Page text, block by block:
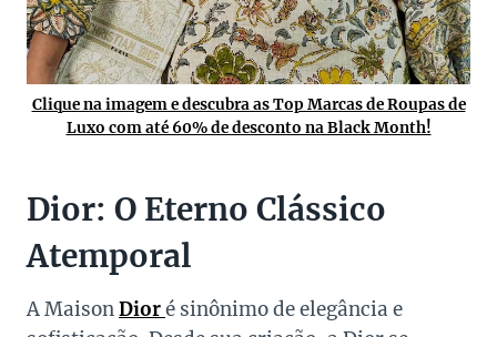
Clique na imagem e descubra as Top Marcas de Roupas de
Luxo com até 60% de desconto na Black Month!
Dior: O Eterno Clássico
Atemporal
A MaisonDioré sinônimo de elegância e